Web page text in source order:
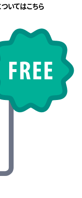
いてはこちら